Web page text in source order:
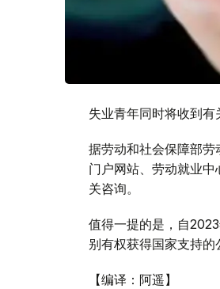
失业青年同时将收到有
据劳动和社会保障部
门户网站、劳动就业
关咨询。
值得一提的是，自
别有权获得国家支持的
【编译：阿遥】